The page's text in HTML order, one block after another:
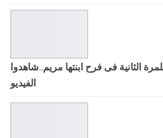
الثانية فى فرح ابنتها مريم..شاهدوا
الفيديو